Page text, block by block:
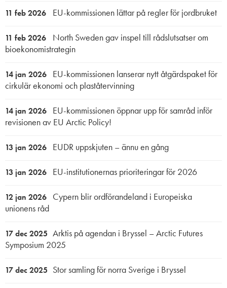
11 feb 2026 EU-kommissionen lättar på regler för jordbruket
11 feb 2026
North Sweden gav inspel till rådslutsatser om
bioekonomistrategin
14 jan 2026
EU-kommissionen lanserar nytt åtgärdspaket för
cirkulär ekonomi och plaståtervinning
14 jan 2026
EU-kommissionen öppnar upp för samråd inför
revisionen av EU Arctic Policy!
13 jan 2026 EUDR uppskjuten – ännu en gång
13 jan 2026 EU-institutionernas prioriteringar för 2026
12 jan 2026
Cypern blir ordförandeland i Europeiska
unionens råd
17 dec 2025 Arktis på agendan i Bryssel – Arctic Futures
Symposium 2025
17 dec 2025 Stor samling för norra Sverige i Bryssel